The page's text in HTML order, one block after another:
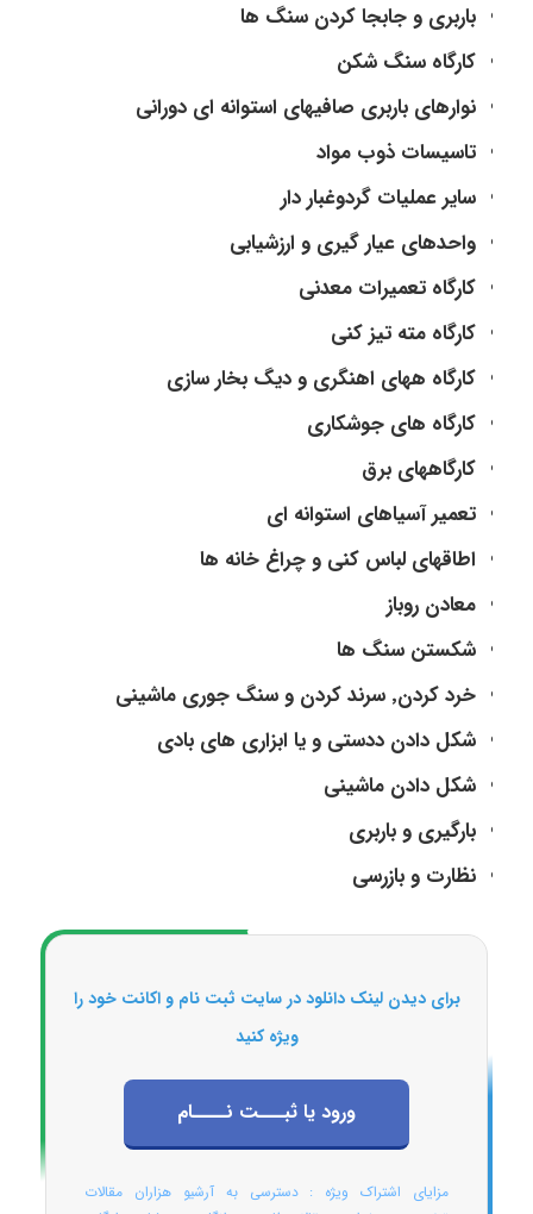
باربری و جابجا کردن سنگ ها
کارگاه سنگ شکن
نوارهای باربری صافیهای استوانه ای دورانی
تاسیسات ذوب مواد
سایر عملیات گردوغبار دار
واحدهای عیار گیری و ارزشیابی
کارگاه تعمیرات معدنی
کارگاه مته تیز کنی
کارگاه ههای اهنگری و دیگ بخار سازی
کارگاه های جوشکاری
کارگاههای برق
تعمیر آسیاهای استوانه ای
اطاقهای لباس کنی و چراغ خانه ها
معادن روباز
شکستن سنگ ها
خرد کردن٬ سرند کردن و سنگ جوری ماشینی
شکل دادن ددستی و یا ابزاری های بادی
شکل دادن ماشینی
بارگیری و باربری
نظارت و بازرسی
برای دیدن لینک دانلود در سایت ثبت نام و اکانت خود را
ویژه کنید
ورود یا ثبـــت نــــام
مزایای اشتراک ویژه : دسترسی به آرشیو هزاران مقالات